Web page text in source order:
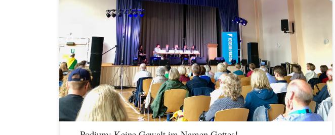
Frieden und Gewalt in Bibel und Koran im Religionsunterricht Donnerstag 14.00 bis 15.30 Vom-Stein-
Haus, 2. OG, Aula, Schlossplatz 34 (36.D2) Gabriele Klingberg, Religionspädagogin, Tübingen Hamideh
Mohagheghi, islamische Theologin, Hannover Dr. Christian Ströbele, röm.-kath. Theologe, Stuttgart
Moderation: Dr. Nora Kalbarczyk, Bonn Anwältin des Publikums: Nathalie Pieper, Bonn Musik: Klara
vom […]